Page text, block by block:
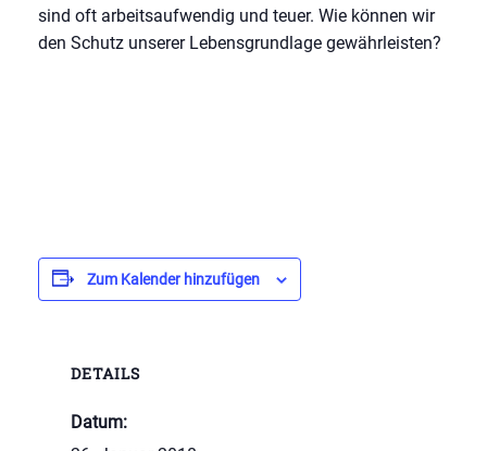
sind oft arbeitsaufwendig und teuer. Wie können wir
den Schutz unserer Lebensgrundlage gewährleisten?
Zum Kalender hinzufügen
DETAILS
Datum: